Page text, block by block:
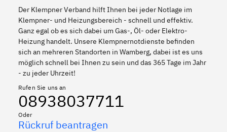
Der Klempner Verband hilft Ihnen bei jeder Notlage im
Klempner- und Heizungsbereich - schnell und effektiv.
Ganz egal ob es sich dabei um Gas-, Öl- oder Elektro-
Heizung handelt. Unsere Klempnernotdienste befinden
sich an mehreren Standorten in Wamberg, dabei ist es uns
möglich schnell bei Ihnen zu sein und das 365 Tage im Jahr
- zu jeder Uhrzeit!
Rufen Sie uns an
08938037711
Oder
Rückruf beantragen